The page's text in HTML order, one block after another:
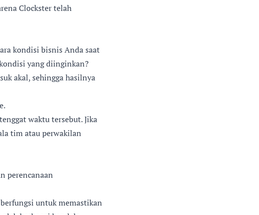
Clockster telah
kondisi bisnis Anda saat
yang diinginkan?
akal, sehingga hasilnya
waktu tersebut. Jika
tim atau perwakilan
perencanaan
untuk memastikan